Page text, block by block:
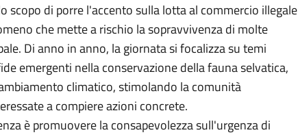
scopo di porre l'accento sulla lotta al commercio illegale
che mette a rischio la sopravvivenza di molte
Di anno in anno, la giornata si focalizza su temi
emergenti nella conservazione della fauna selvatica,
climatico, stimolando la comunità
a compiere azioni concrete.
è promuovere la consapevolezza sull'urgenza di